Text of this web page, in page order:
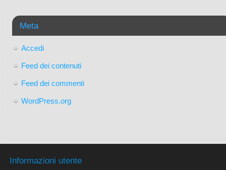
Meta
Accedi
Feed dei contenuti
Feed dei commenti
WordPress.org
Informazioni utente